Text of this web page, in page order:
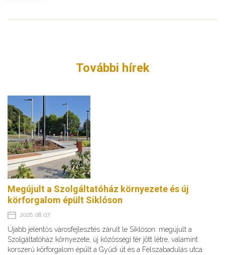
További hírek
Megújult a Szolgáltatóház környezete és új
körforgalom épült Siklóson
2026. 08. 07.
Újabb jelentős városfejlesztés zárult le Siklóson: megújult a
Szolgáltatóház környezete, új közösségi tér jött létre, valamint
korszerű körforgalom épült a Gyűdi út és a Felszabadulás utca